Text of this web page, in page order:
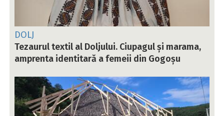
DOLJ
Tezaurul textil al Doljului. Ciupagul și marama,
amprenta identitară a femeii din Gogoșu